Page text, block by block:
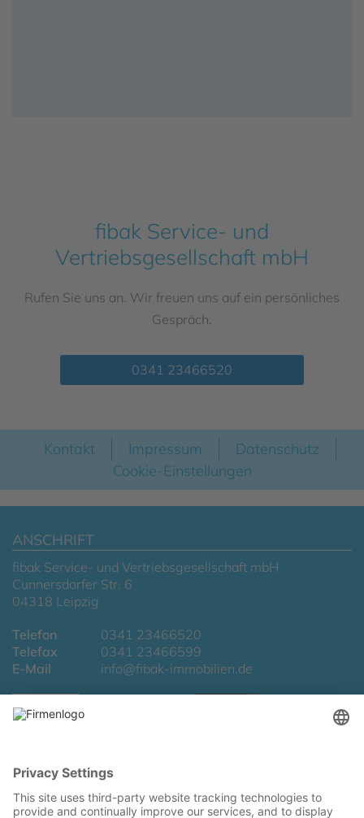
fibak Service- und
Vertriebsgesellschaft mbH
Rufen Sie uns an. Wir freuen uns auf ein persönliches
Gespräch.
0341 23466520
Kontakt Impressum
Datenschutz
Cookie-Einstellungen
ANSCHRIFT
fibak Service- und Vertriebsgesellschaft mbH
Cunnersdorfer Str. 6
04318 Leipzig
Telefon
0341 23466520
Telefax
0341 23466599
E-Mail
info@fibak-immobilien.de
LAGE & ROUTENPLANUNG